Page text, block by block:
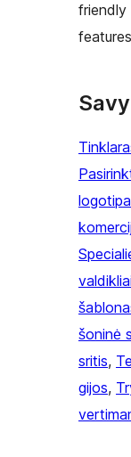
friendly
valdikliai
šoninė
sritis,
gijos,